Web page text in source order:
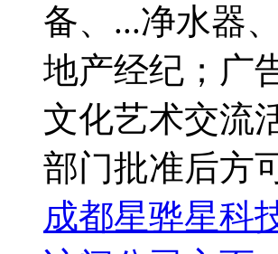
备、...净水器
地产经纪；广
文化艺术交流
部门批准后方
成都星骅星科